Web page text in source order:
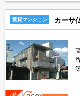
賃貸マンション カーサ